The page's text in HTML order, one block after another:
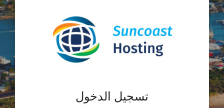
تسجيل الدخول